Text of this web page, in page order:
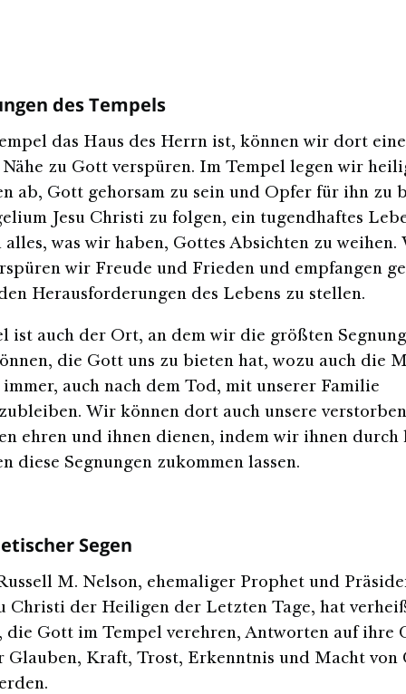
des Tempels
das Haus des Herrn ist, können wir dort eine
zu Gott verspüren. Im Tempel legen wir
ab, Gott gehorsam zu sein und Opfer für ihn zu
Jesu Christi zu folgen, ein tugendhaftes
was wir haben, Gottes Absichten zu weihen.
wir Freude und Frieden und empfangen
Herausforderungen des Lebens zu stellen.
ist auch der Ort, an dem wir die größten
die Gott uns zu bieten hat, wozu auch die
auch nach dem Tod, mit unserer Familie
Wir können dort auch unsere
ehren und ihnen dienen, indem wir ihnen durch
diese Segnungen zukommen lassen.
Segen
M. Nelson, ehemaliger Prophet und
Christi der Heiligen der Letzten Tage, hat
die Gott im Tempel verehren, Antworten auf ihre
Glauben, Kraft, Trost, Erkenntnis und Macht von